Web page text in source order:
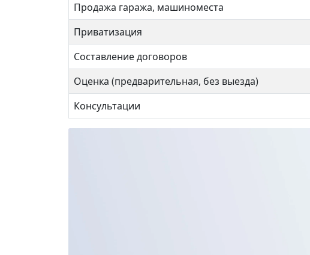
Продажа гаража, машиноместа
Приватизация
Составление договоров
Оценка (предварительная, без выезда)
Консультации
13 999 990 ₽ 12 999